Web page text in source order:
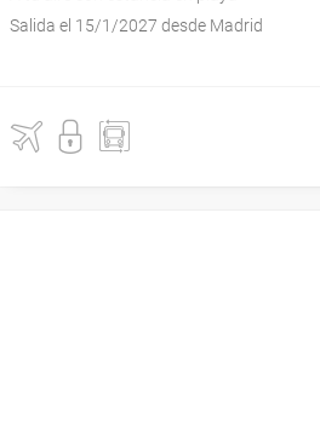
Salida el 15/1/2027 desde Madrid